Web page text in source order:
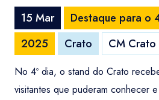
15 Mar
Destaque para o
2025
Crato CM Crato
No 4º dia, o stand do Crato
visitantes que puderam conhecer